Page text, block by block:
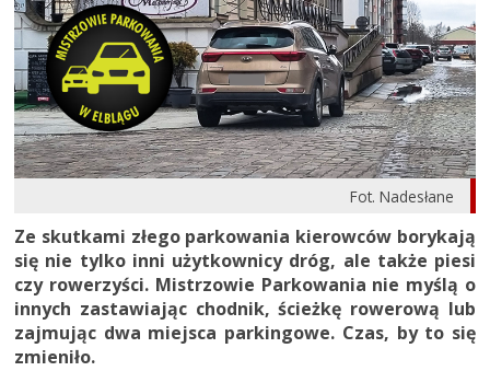
Fot. Nadesłane
Ze skutkami złego parkowania kierowców borykają
się nie tylko inni użytkownicy dróg, ale także piesi
czy rowerzyści. Mistrzowie Parkowania nie myślą o
innych zastawiając chodnik, ścieżkę rowerową lub
zajmując dwa miejsca parkingowe. Czas, by to się
zmieniło.